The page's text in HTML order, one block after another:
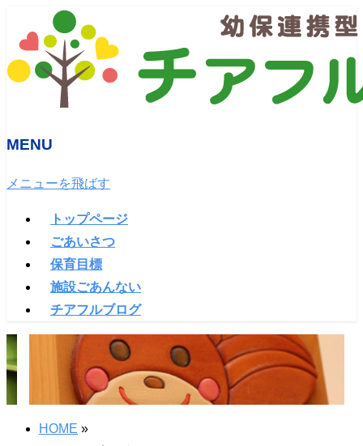
MENU
メニューを飛ばす
トップページ
ごあいさつ
保育目標
施設ごあんない
チアフルブログ
HOME »